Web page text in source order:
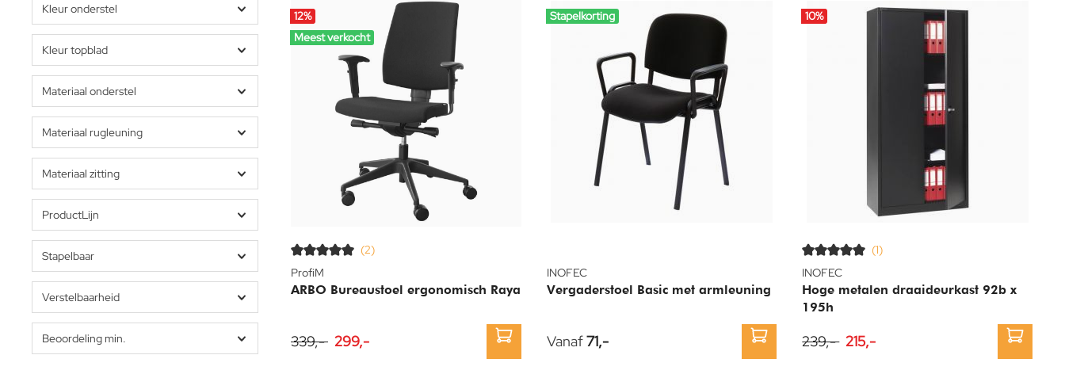
Kleur onderstel
Kleur topblad
Materiaal onderstel
Materiaal rugleuning
Materiaal zitting
ProductLijn
Stapelbaar
Verstelbaarheid
Beoordeling min.
12%
Meest verkocht
(2)
ProfiM
ARBO Bureaustoel ergonomisch Raya
339,- 299,-
Stapelkorting
INOFEC
Vergaderstoel Basic met armleuning
Vanaf71,-
10%
(1)
INOFEC
Hoge metalen draaideurkast 92b x
195h
239,- 215,-